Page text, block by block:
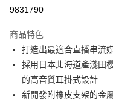
9831790
商品特色
打造出最適合直播串流
採用日本北海道產淺田
的高音質耳掛式設計
新開發附橡皮支架的金